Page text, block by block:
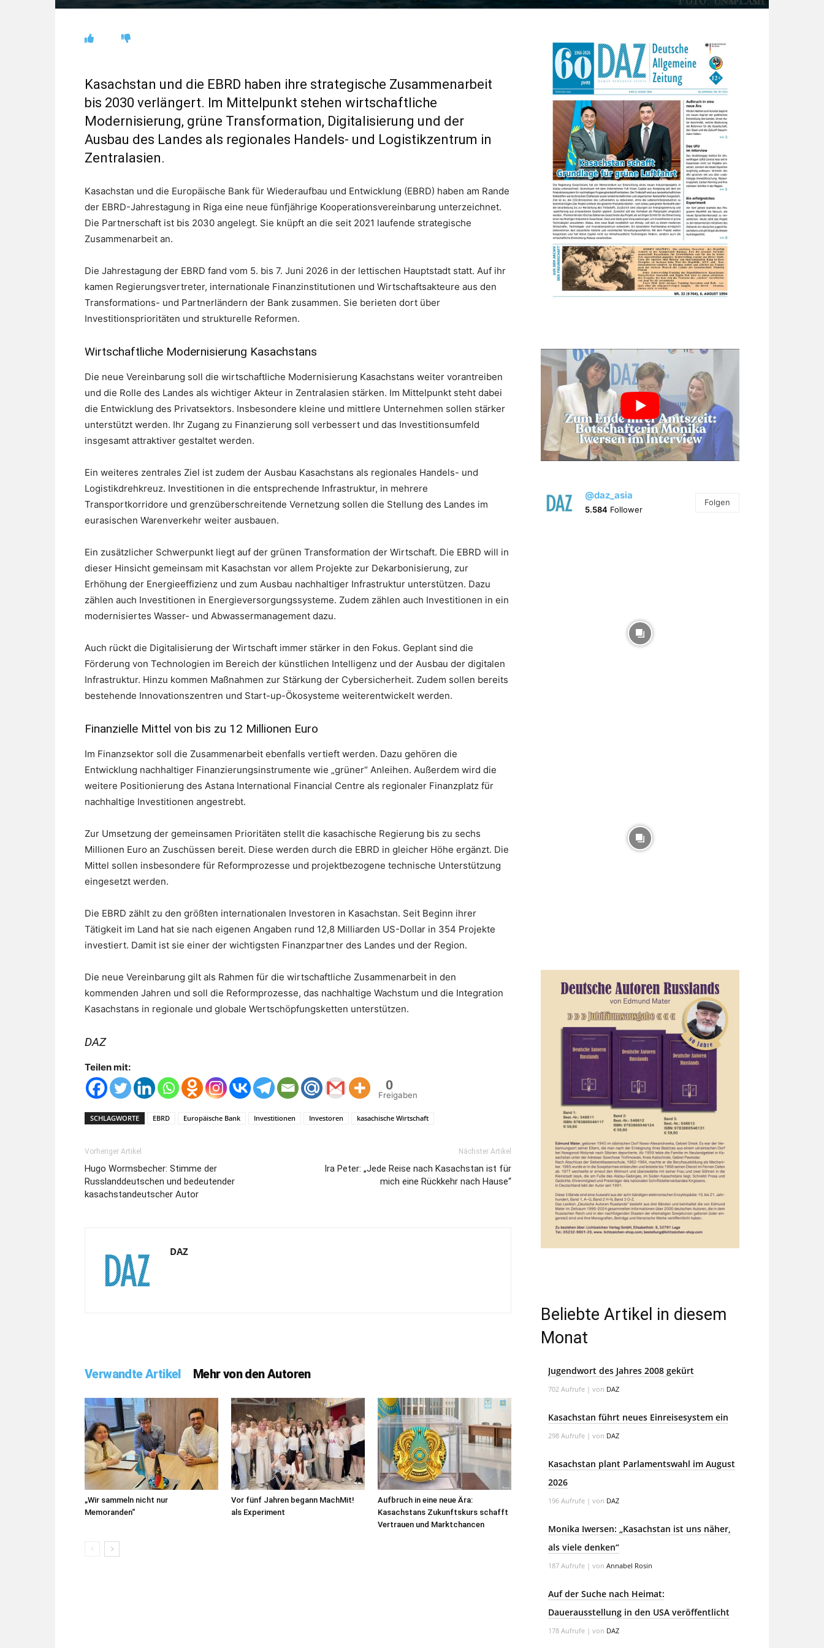
Kasachstan und die EBRD haben ihre strategische Zusammenarbeit
bis 2030 verlängert. Im Mittelpunkt stehen wirtschaftliche
Modernisierung, grüne Transformation, Digitalisierung und der
Ausbau des Landes als regionales Handels- und Logistikzentrum in
Zentralasien.
Kasachstan und die Europäische Bank für Wiederaufbau und Entwicklung (EBRD) haben am Rande
der EBRD-Jahrestagung in Riga eine neue fünfjährige Kooperationsvereinbarung unterzeichnet.
Die Partnerschaft ist bis 2030 angelegt. Sie knüpft an die seit 2021 laufende strategische
Zusammenarbeit an.
Die Jahrestagung der EBRD fand vom 5. bis 7. Juni 2026 in der lettischen Hauptstadt statt. Auf ihr
kamen Regierungsvertreter, internationale Finanzinstitutionen und Wirtschaftsakteure aus den
Transformations- und Partnerländern der Bank zusammen. Sie berieten dort über
Investitionsprioritäten und strukturelle Reformen.
Wirtschaftliche Modernisierung Kasachstans
Die neue Vereinbarung soll die wirtschaftliche Modernisierung Kasachstans weiter vorantreiben
und die Rolle des Landes als wichtiger Akteur in Zentralasien stärken. Im Mittelpunkt steht dabei
die Entwicklung des Privatsektors. Insbesondere kleine und mittlere Unternehmen sollen stärker
unterstützt werden. Ihr Zugang zu Finanzierung soll verbessert und das Investitionsumfeld
insgesamt attraktiver gestaltet werden.
Ein weiteres zentrales Ziel ist zudem der Ausbau Kasachstans als regionales Handels- und
Logistikdrehkreuz. Investitionen in die entsprechende Infrastruktur, in mehrere
Transportkorridore und grenzüberschreitende Vernetzung sollen die Stellung des Landes im
eurasischen Warenverkehr weiter ausbauen.
Ein zusätzlicher Schwerpunkt liegt auf der grünen Transformation der Wirtschaft. Die EBRD will in
dieser Hinsicht gemeinsam mit Kasachstan vor allem Projekte zur Dekarbonisierung, zur
Erhöhung der Energieeffizienz und zum Ausbau nachhaltiger Infrastruktur unterstützen. Dazu
zählen auch Investitionen in Energieversorgungssysteme. Zudem zählen auch Investitionen in ein
modernisiertes Wasser- und Abwassermanagement dazu.
Auch rückt die Digitalisierung der Wirtschaft immer stärker in den Fokus. Geplant sind die
Förderung von Technologien im Bereich der künstlichen Intelligenz und der Ausbau der digitalen
Infrastruktur. Hinzu kommen Maßnahmen zur Stärkung der Cybersicherheit. Zudem sollen bereits
bestehende Innovationszentren und Start-up-Ökosysteme weiterentwickelt werden.
Finanzielle Mittel von bis zu 12 Millionen Euro
Im Finanzsektor soll die Zusammenarbeit ebenfalls vertieft werden. Dazu gehören die
Entwicklung nachhaltiger Finanzierungsinstrumente wie „grüner“ Anleihen. Außerdem wird die
weitere Positionierung des Astana International Financial Centre als regionaler Finanzplatz für
nachhaltige Investitionen angestrebt.
Zur Umsetzung der gemeinsamen Prioritäten stellt die kasachische Regierung bis zu sechs
Millionen Euro an Zuschüssen bereit. Diese werden durch die EBRD in gleicher Höhe ergänzt. Die
Mittel sollen insbesondere für Reformprozesse und projektbezogene technische Unterstützung
eingesetzt werden.
Die EBRD zählt zu den größten internationalen Investoren in Kasachstan. Seit Beginn ihrer
Tätigkeit im Land hat sie nach eigenen Angaben rund 12,8 Milliarden US-Dollar in 354 Projekte
investiert. Damit ist sie einer der wichtigsten Finanzpartner des Landes und der Region.
Die neue Vereinbarung gilt als Rahmen für die wirtschaftliche Zusammenarbeit in den
kommenden Jahren und soll die Reformprozesse, das nachhaltige Wachstum und die Integration
Kasachstans in regionale und globale Wertschöpfungsketten unterstützen.
DAZ
Teilen mit:
0
Freigaben
SCHLAGWORTE EBRD Europäische Bank Investitionen Investoren kasachische Wirtschaft
Vorheriger Artikel
Hugo Wormsbecher: Stimme der
Russlanddeutschen und bedeutender
kasachstandeutscher Autor
Nächster Artikel
Ira Peter: „Jede Reise nach Kasachstan ist für
mich eine Rückkehr nach Hause“
DAZ
Verwandte Artikel Mehr von den Autoren
„Wir sammeln nicht nur
Memoranden“
Vor fünf Jahren begann MachMit!
als Experiment
Aufbruch in eine neue Ära:
Kasachstans Zukunftskurs schafft
Vertrauen und Marktchancen
@daz_asia
5.584 Follower
Folgen
Beliebte Artikel in diesem
Monat
Jugendwort des Jahres 2008 gekürt
702 Aufrufe | von DAZ
Kasachstan führt neues Einreisesystem ein
298 Aufrufe | von DAZ
Kasachstan plant Parlamentswahl im August
2026
196 Aufrufe | von DAZ
Monika Iwersen: „Kasachstan ist uns näher,
als viele denken“
187 Aufrufe | von Annabel Rosin
Auf der Suche nach Heimat:
Dauerausstellung in den USA veröffentlicht
178 Aufrufe | von DAZ